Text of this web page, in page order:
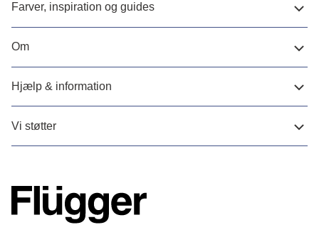
Farver, inspiration og guides
Om
Hjælp & information
Vi støtter